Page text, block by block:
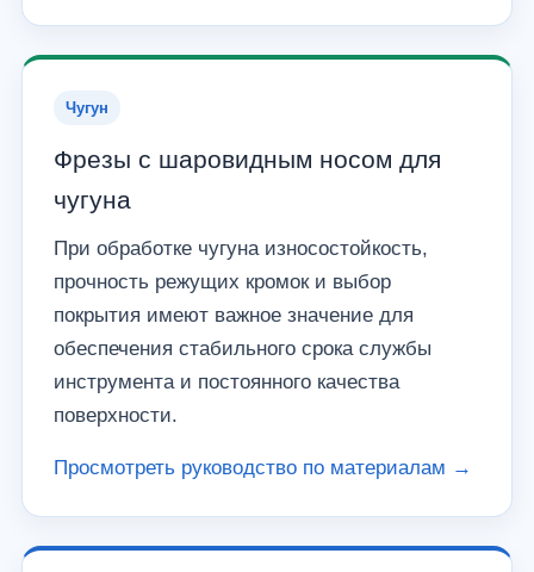
Чугун
Фрезы с шаровидным носом для
чугуна
При обработке чугуна износостойкость,
прочность режущих кромок и выбор
покрытия имеют важное значение для
обеспечения стабильного срока службы
инструмента и постоянного качества
поверхности.
Просмотреть руководство по материалам →